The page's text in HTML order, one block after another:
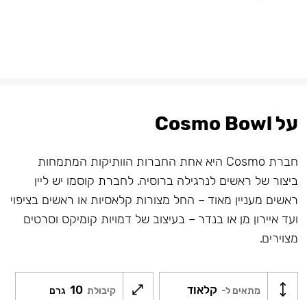
על Cosmo Bowl
חברת Cosmo היא אחת החברות הוותיקות המתמחות
ביצור של ראשים לנרגילה ברוסיה. לחברת קוסמו יש ליין
ראשים מעניין מאוד – החל מצורות קלאסיות או ראשים בציפוי
ועד איירון מן או בנדר – בעיצוב של דמויות קומיקס וסרטים
מצוירים.
מתאים ל- קלאוד קיבולת 10 גרם